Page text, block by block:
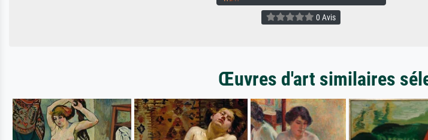
0 Avis
Œuvres d'art similaires